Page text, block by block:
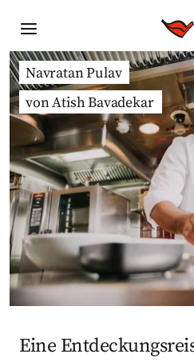
Navratan Pulav
von Atish Bavadekar
Eine